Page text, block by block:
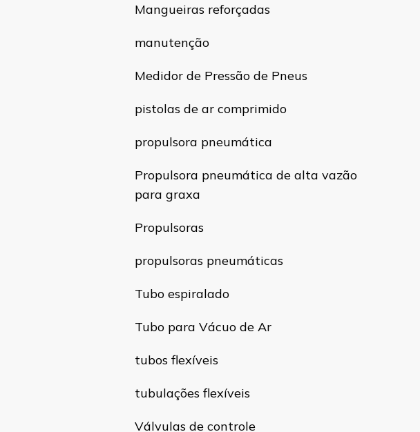
Mangueiras reforçadas
manutenção
Medidor de Pressão de Pneus
pistolas de ar comprimido
propulsora pneumática
Propulsora pneumática de alta vazão
para graxa
Propulsoras
propulsoras pneumáticas
Tubo espiralado
Tubo para Vácuo de Ar
tubos flexíveis
tubulações flexíveis
Válvulas de controle